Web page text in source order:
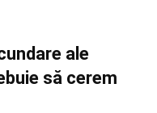
ale
să cerem